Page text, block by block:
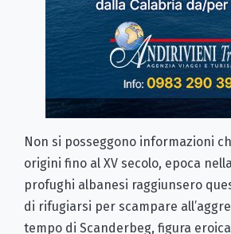
Non si posseggono informazioni
origini fino al XV secolo, epoca
profughi albanesi raggiunsero
di rifugiarsi per scampare
tempo di Scanderbeg, figura